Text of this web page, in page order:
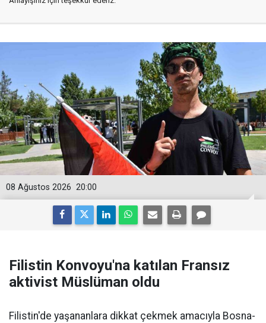
20:00
08 Ağustos 2026
Filistin Konvoyu'na katılan Fransız
aktivist Müslüman oldu
Filistin'de yaşananlara dikkat çekmek amacıyla Bosna-